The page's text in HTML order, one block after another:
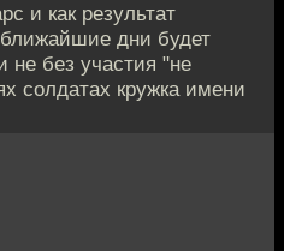
и как результат
дни будет
не без участия "не
солдатах кружка имени